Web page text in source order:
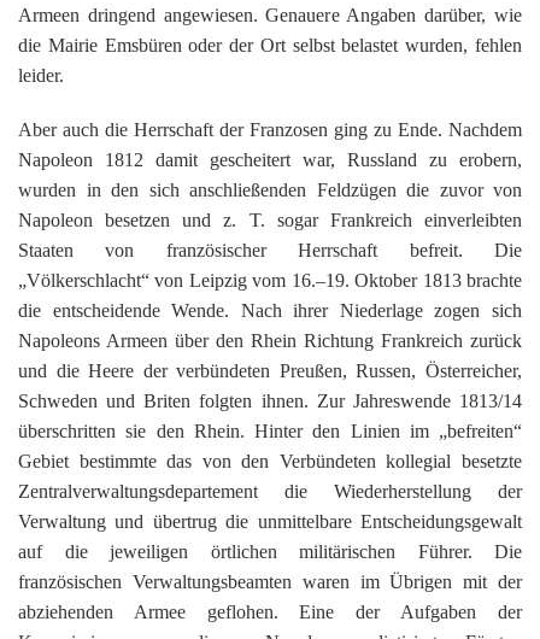
Armeen dringend angewiesen. Genauere Angaben darüber, wie
die Mairie Emsbüren oder der Ort selbst belastet wurden, fehlen
leider.
Aber auch die Herrschaft der Franzosen ging zu Ende. Nachdem
Napoleon 1812 damit gescheitert war, Russland zu erobern,
wurden in den sich anschließenden Feldzügen die zuvor von
Napoleon besetzen und z. T. sogar Frankreich einverleibten
Staaten von französischer Herrschaft befreit. Die
„Völkerschlacht“ von Leipzig vom 16.–19. Oktober 1813 brachte
die entscheidende Wende. Nach ihrer Niederlage zogen sich
Napoleons Armeen über den Rhein Richtung Frankreich zurück
und die Heere der verbündeten Preußen, Russen, Österreicher,
Schweden und Briten folgten ihnen. Zur Jahreswende 1813/14
überschritten sie den Rhein. Hinter den Linien im „befreiten“
Gebiet bestimmte das von den Verbündeten kollegial besetzte
Zentralverwaltungsdepartement die Wiederherstellung der
Verwaltung und übertrug die unmittelbare Entscheidungsgewalt
auf die jeweiligen örtlichen militärischen Führer. Die
französischen Verwaltungsbeamten waren im Übrigen mit der
abziehenden Armee geflohen. Eine der Aufgaben der